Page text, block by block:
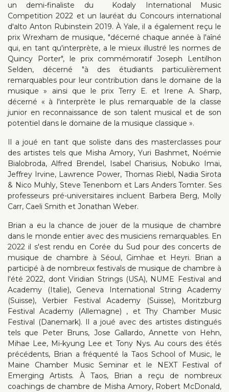
un demi-finaliste du Kodaly International Music
Competition 2022 et un lauréat du Concours international
d'alto Anton Rubinstein 2019. À Yale, il a également reçu le
prix Wrexham de musique, "décerné chaque année à l'aîné
qui, en tant qu'interprète, a le mieux illustré les normes de
Quincy Porter", le prix commémoratif Joseph Lentilhon
Selden, décerné "à des étudiants particulièrement
remarquables pour leur contribution dans le domaine de la
musique » ainsi que le prix Terry E. et Irene A. Sharp,
décerné « à l'interprète le plus remarquable de la classe
junior en reconnaissance de son talent musical et de son
potentiel dans le domaine de la musique classique ».
Il a joué en tant que soliste dans des masterclasses pour
des artistes tels que Misha Amory, Yuri Bashmet, Noémie
Bialobroda, Alfred Brendel, Isabel Charisius, Nobuko Imai,
Jeffrey Irvine, Lawrence Power, Thomas Riebl, Nadia Sirota
& Nico Muhly, Steve Tenenbom et Lars Anders Tomter. Ses
professeurs pré-universitaires incluent Barbera Berg, Molly
Carr, Caeli Smith et Jonathan Weber.
Brian a eu la chance de jouer de la musique de chambre
dans le monde entier avec des musiciens remarquables. En
2022 il s'est rendu en Corée du Sud pour des concerts de
musique de chambre à Séoul, Gimhae et Heyri. Brian a
participé à de nombreux festivals de musique de chambre à
l'été 2022, dont Viridian Strings (USA), NUME Festival and
Academy (Italie), Geneva International String Academy
(Suisse), Verbier Festival Academy (Suisse), Moritzburg
Festival Academy (Allemagne) , et Thy Chamber Music
Festival (Danemark). Il a joué avec des artistes distingués
tels que Peter Bruns, Jose Gallardo, Annette von Hehn,
Mihae Lee, Mi-kyung Lee et Tony Nys. Au cours des étés
précédents, Brian a fréquenté la Taos School of Music, le
Maine Chamber Music Seminar et le NEXT Festival of
Emerging Artists. À Taos, Brian a reçu de nombreux
coachings de chambre de Misha Amory, Robert McDonald,